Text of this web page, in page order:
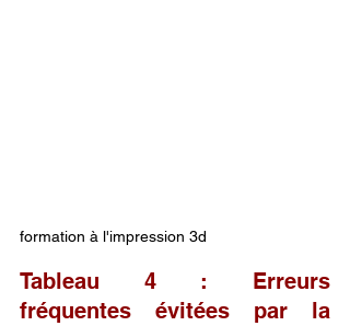
formation à l'impression 3d
Tableau 4 : Erreurs
fréquentes évitées par la